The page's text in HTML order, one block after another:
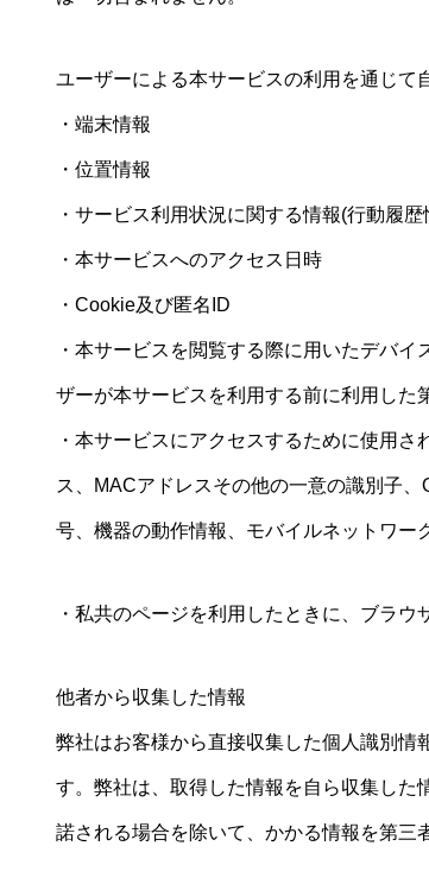
ユーザーによる本サービスの利用を通じて
・端末情報
・位置情報
・サービス利用状況に関する情報(行動履歴
・本サービスへのアクセス日時
・Cookie及び匿名ID
・本サービスを閲覧する際に用いたデバ
ザーが本サービスを利用する前に利用した
・本サービスにアクセスするために使用
ス、MACアドレスその他の一意の識別子
号、機器の動作情報、モバイルネットワー
・私共のページを利用したときに、ブラ
他者から収集した情報
弊社はお客様から直接収集した個人識別情
す。弊社は、取得した情報を自ら収集した
諾される場合を除いて、かかる情報を第三